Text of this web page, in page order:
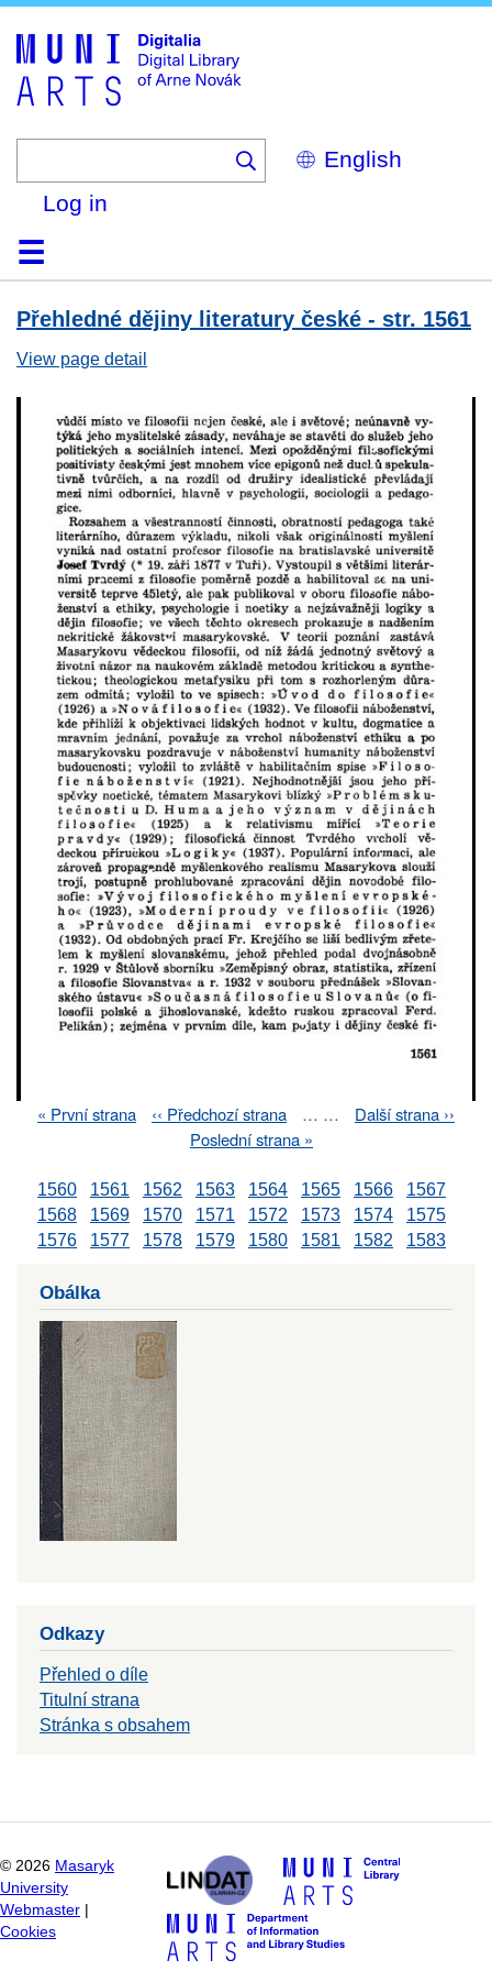
Select
your
Log in
HomeBrowse
Search
About
HelpContactDigitalia
Přehledné dějiny literatury české - str. 1561
View page detail
First
« První strana
Previous
‹‹ Předchozí strana … …
Next
Další strana ››
Last
Poslední strana »
1560 1561 1562 1563 1564 1565 1566
1567
1568
1569 1570 1571 1572 1573 1574
1575
1576
1577 1578 1579 1580 1581 1582 1583
Obálka
Odkazy
Přehled o díle
Titulní strana
Stránka s obsahem
© 2026 Masaryk
University
Webmaster
Cookies